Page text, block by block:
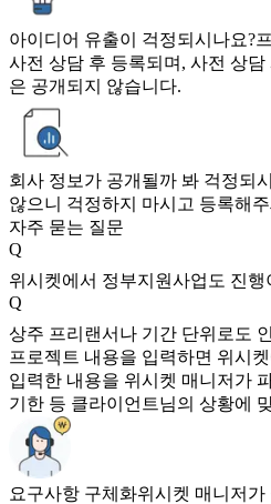
아이디어 유출이 걱정되시나요?
사전 상담 후 등록되며, 사전 상
은 공개되지 않습니다.
회사 정보가 공개될까 봐 걱정되
않으니 걱정하지 마시고 등록해
자주 묻는 질문
Q
위시켓에서 정부지원사업도 진행
Q
상주 프리랜서나 기간 단위로도
프로젝트 내용을 입력하면 위시
입력한 내용을 위시켓 매니저가
기한 등 클라이언트님의 상황에
요구사항 구체화위시켓 매니저가